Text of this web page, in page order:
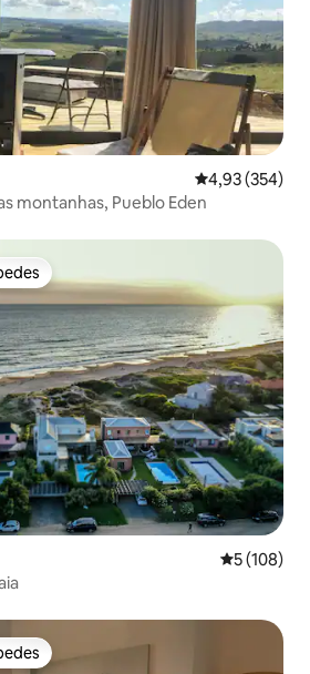
4,93 de uma
4,93 (354)
montanhas, Pueblo Eden
dos hóspedes
5 de uma
5 (108)
dos hóspedes